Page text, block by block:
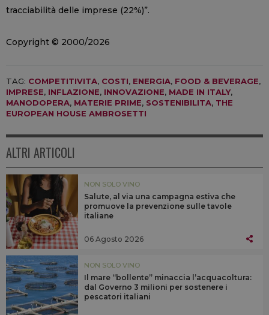
tracciabilità delle imprese (22%)”.
Copyright © 2000/2026
TAG: COMPETITIVITA, COSTI, ENERGIA, FOOD & BEVERAGE,
IMPRESE, INFLAZIONE, INNOVAZIONE, MADE IN ITALY,
MANODOPERA, MATERIE PRIME, SOSTENIBILITA, THE
EUROPEAN HOUSE AMBROSETTI
ALTRI ARTICOLI
NON SOLO VINO
Salute, al via una campagna estiva che
promuove la prevenzione sulle tavole
italiane
06 Agosto 2026
NON SOLO VINO
Il mare “bollente” minaccia l’acquacoltura:
dal Governo 3 milioni per sostenere i
pescatori italiani